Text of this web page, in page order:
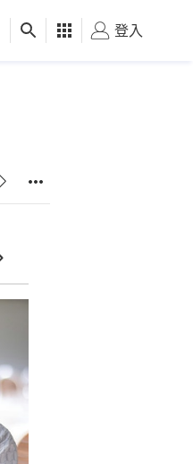
健康 好食玩飛
登入